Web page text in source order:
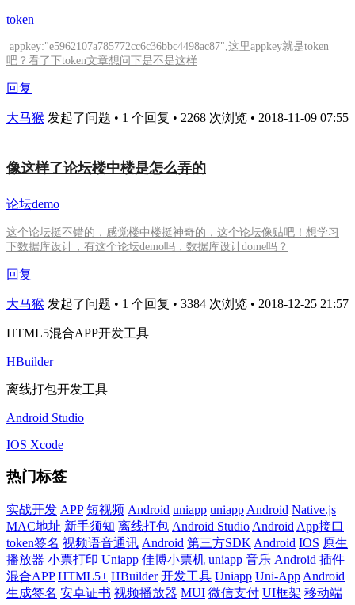
token
appkey:"e5962107a785772cc6c36bbc4498ac87",这里appkey就是token
吧？看了下token文章想问下是不是这样
回复
大马猴 发起了问题 • 1 个回复 • 2268 次浏览 • 2018-11-09 07:55
像这样了论坛楼中楼是怎么弄的
论坛demo
这个论坛挺不错的，感觉楼中楼挺神奇的，这个论坛像贴吧！想学习
下数据库设计，有这个论坛demo吗，数据库设计dome吗？
回复
大马猴 发起了问题 • 1 个回复 • 3384 次浏览 • 2018-12-25 21:57
HTML5混合APP开发工具
HBuilder
离线打包开发工具
Android Studio
IOS Xcode
热门标签
实战开发 APP 短视频 Android uniapp uniapp Android Native.js
MAC地址 新手须知 离线打包 Android Studio Android App接口
token签名 视频语音通讯 Android 第三方SDK Android IOS 原生
播放器 小票打印 Uniapp 佳博小票机 uniapp 音乐 Android 插件
混合APP HTML5+ HBuilder 开发工具 Uniapp Uni-App Android
生成签名 安卓证书 视频播放器 MUI 微信支付 UI框架 移动端